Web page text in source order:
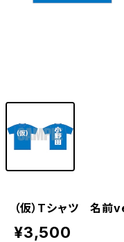
（仮）Tシャツ 名前
¥3,500